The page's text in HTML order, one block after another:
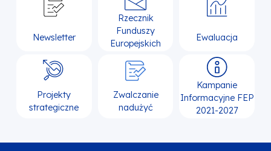
Newsletter
Rzecznik
Funduszy
Europejskich
Ewaluacja
Projekty
strategiczne
Zwalczanie
nadużyć
Kampanie
Informacyjne FEP
2021-2027